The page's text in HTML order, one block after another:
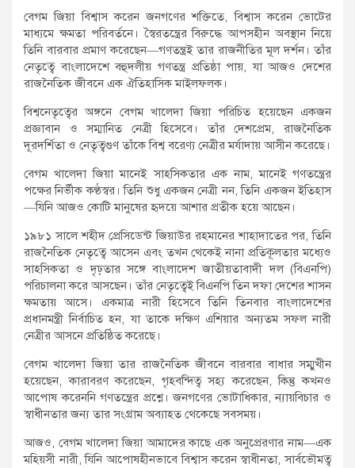
বেগম জিয়া বিশ্বাস করেন জনগণের শক্তিতে, বিশ্বাস করেন ভোটের
মাধ্যমে ক্ষমতা পরিবর্তনে। স্বৈরতন্ত্রের বিরুদ্ধে আপসহীন অবস্থান নিয়ে
তিনি বারবার প্রমাণ করেছেন—গণতন্ত্রই তার রাজনীতির মূল দর্শন। তাঁর
নেতৃত্বে বাংলাদেশে বহুদলীয় গণতন্ত্র প্রতিষ্ঠা পায়, যা আজও দেশের
রাজনৈতিক জীবনে এক ঐতিহাসিক মাইলফলক।
বিশ্বনেতৃত্বের অঙ্গনে বেগম খালেদা জিয়া পরিচিত হয়েছেন একজন
প্রজ্ঞাবান ও সম্মানিত নেত্রী হিসেবে। তাঁর দেশপ্রেম, রাজনৈতিক
দূরদর্শিতা ও নেতৃত্বগুণ তাঁকে বিশ্ব বরেণ্য নেত্রীর মর্যাদায় আসীন করেছে।
বেগম খালেদা জিয়া মানেই সাহসিকতার এক নাম, মানেই গণতন্ত্রের
পক্ষের নির্ভীক কণ্ঠস্বর। তিনি শুধু একজন নেত্রী নন, তিনি একজন ইতিহাস
—যিনি আজও কোটি মানুষের হৃদয়ে আশার প্রতীক হয়ে আছেন।
১৯৮১ সালে শহীদ প্রেসিডেন্ট জিয়াউর রহমানের শাহাদাতের পর, তিনি
রাজনৈতিক নেতৃত্বে আসেন এবং তখন থেকেই নানা প্রতিকূলতার মধ্যেও
সাহসিকতা ও দৃঢ়তার সঙ্গে বাংলাদেশ জাতীয়তাবাদী দল (বিএনপি)
পরিচালনা করে আসছেন। তাঁর নেতৃত্বেই বিএনপি তিন দফা দেশের শাসন
ক্ষমতায় আসে। একমাত্র নারী হিসেবে তিনি তিনবার বাংলাদেশের
প্রধানমন্ত্রী নির্বাচিত হন, যা তাকে দক্ষিণ এশিয়ার অন্যতম সফল নারী
নেত্রীর আসনে প্রতিষ্ঠিত করেছে।
বেগম খালেদা জিয়া তার রাজনৈতিক জীবনে বারবার বাধার সম্মুখীন
হয়েছেন, কারাবরণ করেছেন, গৃহবন্দিত্ব সহ্য করেছেন, কিন্তু কখনও
আপোষ করেননি গণতন্ত্রের প্রশ্নে। জনগণের ভোটাধিকার, ন্যায়বিচার ও
স্বাধীনতার জন্য তার সংগ্রাম অব্যাহত থেকেছে সবসময়।
আজও, বেগম খালেদা জিয়া আমাদের কাছে এক অনুপ্রেরণার নাম—এক
মহিয়সী নারী, যিনি আপোষহীনভাবে বিশ্বাস করেন স্বাধীনতা, সার্বভৌমত্ব